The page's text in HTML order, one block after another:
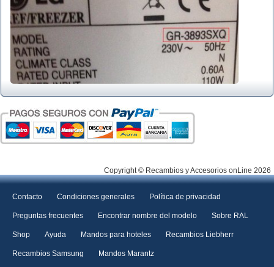
Copyright © Recambios y Accesorios onLine 2026
Contacto Condiciones generales Política de privacidad
Preguntas frecuentes Encontrar nombre del modelo Sobre RAL
Shop Ayuda Mandos para hoteles Recambios Liebherr
Recambios Samsung Mandos Marantz